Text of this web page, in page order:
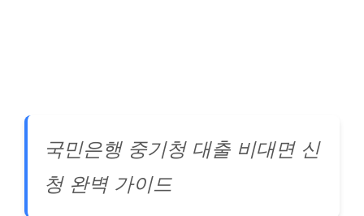
국민은행 중기청 대출 비대면 신
청 완벽 가이드